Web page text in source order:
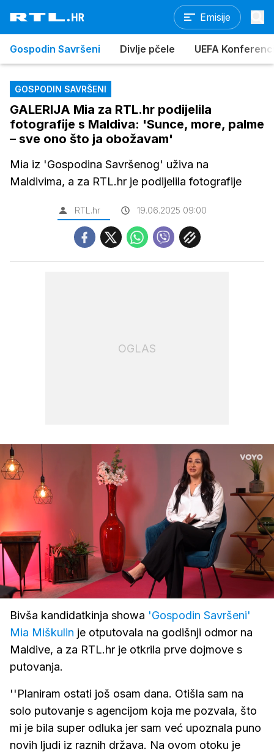
Emisije
Gospodin Savršeni Divlje pčele UEFA
GOSPODIN SAVRŠENI
GALERIJA Mia za RTL.hr podijelila
fotografije s Maldiva: 'Sunce, more, palme
– sve ono što ja obožavam'
Mia iz 'Gospodina Savršenog' uživa na
Maldivima, a za RTL.hr je podijelila fotografije
RTL.hr 19.06.2025 09:00
OGLAS
Upali
zvuk
/
Loaded
22.38%
Bivša kandidatkinja showa 'Gospodin Savršeni'
Mia Miškulin je otputovala na godišnji odmor na
Maldive, a za RTL.hr je otkrila prve dojmove s
putovanja.
''Planiram ostati još osam dana. Otišla sam na
solo putovanje s agencijom koja me pozvala, što
mi je bila super odluka jer sam već upoznala puno
novih ljudi iz raznih država. Na ovom otoku je